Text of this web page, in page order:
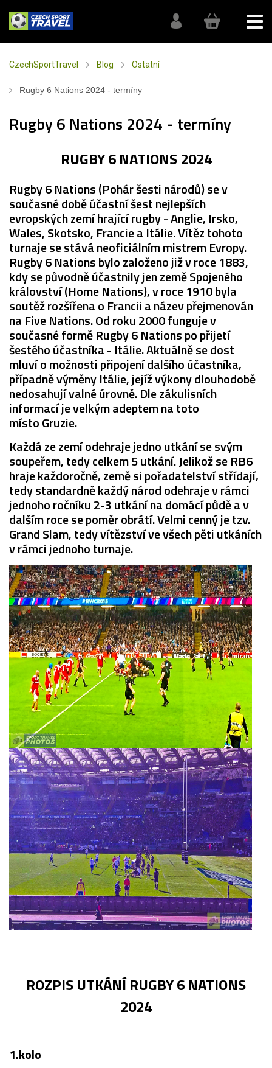
CzechSportTravel Blog Ostatní
Rugby 6 Nations 2024 - termíny
Rugby 6 Nations 2024 - termíny
RUGBY 6 NATIONS 2024
Rugby 6 Nations (Pohár šesti národů) se v
současné době účastní šest nejlepších
evropských zemí hrající rugby - Anglie, Irsko,
Wales, Skotsko, Francie a Itálie. Vítěz tohoto
turnaje se stává neoficiálním mistrem Evropy.
Rugby 6 Nations bylo založeno již v roce 1883,
kdy se původně účastnily jen země Spojeného
království (Home Nations), v roce 1910 byla
soutěž rozšířena o Francii a název přejmenován
na Five Nations. Od roku 2000 funguje v
současné formě Rugby 6 Nations po přijetí
šestého účastníka - Itálie. Aktuálně se dost
mluví o možnosti připojení dalšího účastníka,
případně výměny Itálie, jejíž výkony dlouhodobě
nedosahují valné úrovně. Dle zákulisních
informací je velkým adeptem na toto
místo Gruzie.
Každá ze zemí odehraje jedno utkání se svým
soupeřem, tedy celkem 5 utkání. Jelikož se RB6
hraje každoročně, země si pořadatelství střídají,
tedy standardně každý národ odehraje v rámci
jednoho ročníku 2-3 utkání na domácí půdě a v
dalším roce se poměr obrátí. Velmi cenný je tzv.
Grand Slam, tedy vítězství ve všech pěti utkáních
v rámci jednoho turnaje.
ROZPIS UTKÁNÍ RUGBY 6 NATIONS
2024
1.kolo